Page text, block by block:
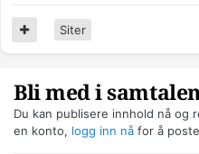
Siter
Bli med i
Du kan publisere innhold nå og
en konto, logg inn nå for å